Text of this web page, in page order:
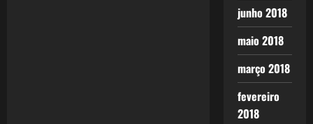
junho 2018
maio 2018
março 2018
fevereiro
2018